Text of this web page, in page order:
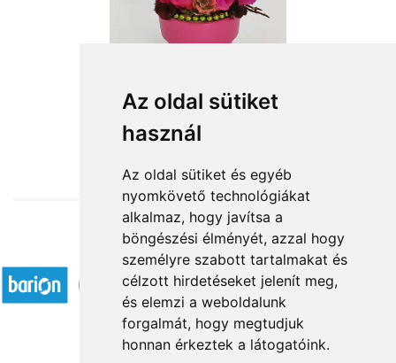
Az oldal sütiket
használ
Az oldal sütiket és egyéb
nyomkövető technológiákat
alkalmaz, hogy javítsa a
böngészési élményét, azzal hogy
személyre szabott tartalmakat és
célzott hirdetéseket jelenít meg,
és elemzi a weboldalunk
forgalmát, hogy megtudjuk
honnan érkeztek a látogatóink.
from HUF14,000
Accepted payment methods